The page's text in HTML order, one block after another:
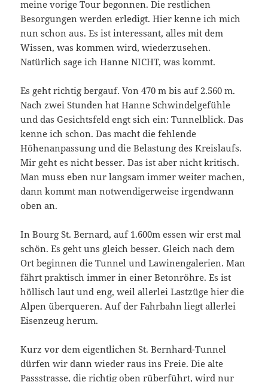
meine vorige Tour begonnen. Die restlichen
Besorgungen werden erledigt. Hier kenne ich mich
nun schon aus. Es ist interessant, alles mit dem
Wissen, was kommen wird, wiederzusehen.
Natürlich sage ich Hanne NICHT, was kommt.
Es geht richtig bergauf. Von 470 m bis auf 2.560 m.
Nach zwei Stunden hat Hanne Schwindelgefühle
und das Gesichtsfeld engt sich ein: Tunnelblick. Das
kenne ich schon. Das macht die fehlende
Höhenanpassung und die Belastung des Kreislaufs.
Mir geht es nicht besser. Das ist aber nicht kritisch.
Man muss eben nur langsam immer weiter machen,
dann kommt man notwendigerweise irgendwann
oben an.
In Bourg St. Bernard, auf 1.600m essen wir erst mal
schön. Es geht uns gleich besser. Gleich nach dem
Ort beginnen die Tunnel und Lawinengalerien. Man
fährt praktisch immer in einer Betonröhre. Es ist
höllisch laut und eng, weil allerlei Lastzüge hier die
Alpen überqueren. Auf der Fahrbahn liegt allerlei
Eisenzeug herum.
Kurz vor dem eigentlichen St. Bernhard-Tunnel
dürfen wir dann wieder raus ins Freie. Die alte
Passstrasse, die richtig oben rüberführt, wird nur